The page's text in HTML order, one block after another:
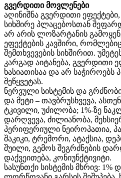
გვერდითი მოვლენები
აღინიშნა გვერდითი
სიხშირე პლაცებოსთან
არ არის ლოზარტანის
ეფექტების კავშირი,
შემთხვევების სიხშირით.
კარგად აიტანება, გვერდითი
ხასიათისაა და არ საჭიროებს
შეწყვეტას.
ნერვული სისტემის და
და მეტი – თავბრუსხვევა,
ტკივილი, უძილობა; 1%-ზე
დარღვევა, ძილიანობა,
პერიფერიული ნეიროპათია,
შაკიკი, ტრემორი, ატაქსია,
შუილი, გემოს შეგრძნების
დაქვეითება, კონიუნქტივიტი.
სასუნთქი სისტემის მხრივ: 1%